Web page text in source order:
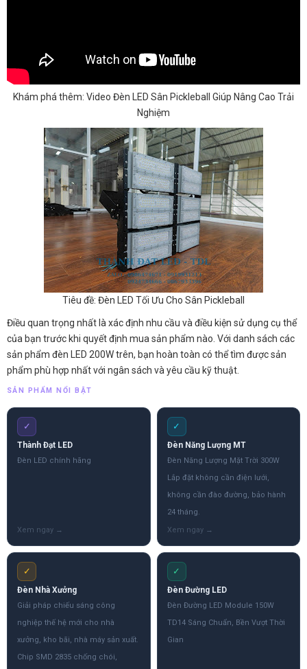
Khám phá thêm: Video Đèn LED Sân Pickleball Giúp Nâng Cao Trải
Nghiệm
Tiêu đề: Đèn LED Tối Ưu Cho Sân Pickleball
Điều quan trọng nhất là xác định nhu cầu và điều kiện sử dụng cụ thể
của bạn trước khi quyết định mua sản phẩm nào. Với danh sách các
sản phẩm đèn LED 200W trên, bạn hoàn toàn có thể tìm được sản
phẩm phù hợp nhất với ngân sách và yêu cầu kỹ thuật.
SẢN PHẨM NỔI BẬT
✓
Thành Đạt LED
Đèn LED chính hãng
✓
Đèn Năng Lượng MT
Đèn Năng Lượng Mặt Trời 300W
Lắp đặt không cần điện lưới,
không cần đào đường, bảo hành
24 tháng.
✓
Đèn Nhà Xưởng
Giải pháp chiếu sáng công
nghiệp thế hệ mới cho nhà
xưởng, kho bãi, nhà máy sản xuất.
Chip SMD 2835 chống chói,
✓
Đèn Đường LED
Đèn Đường LED Module 150W
TD14 Sáng Chuẩn, Bền Vượt Thời
Gian